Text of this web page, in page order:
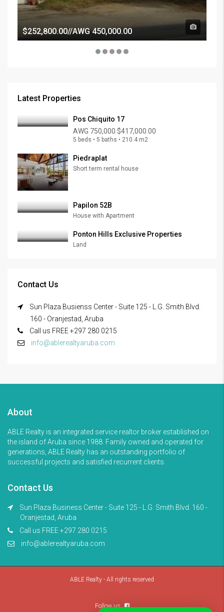
$252,800.00//AWG 450,000.00
Latest Properties
Pos Chiquito 17
AWG 750,000 $417,000.00
5 beds • 5 baths • 210.4 m2
Piedraplat
Short term rental house
Papilon 52B
House with Apartment
Ponton Hills Exclusive Properties
Land
Contact Us
Sun Plaza Busienss Center - Suite 125 - L.G. Smith Blvd.
160 - Oranjestad, Aruba
Call us FREE +297 280 0215
info@ablerealtyaruba.com
About
ABLE Realty is an integrated service realtor broker established on
the island of Aruba since 1988. Family owned and operated for
generations, ABLE Realty has an outstanding portfolio of
successful projects and satisfied recurrent clients.
Contact Us
Sun Plaza Business Center - Suite 125 - L.G. Smith Blvd. 160 -
Oranjestad, Aruba
Call us FREE +297 280 0215
info@ablerealtyaruba.com
ABLE Realty - All rights reserved
Follow us